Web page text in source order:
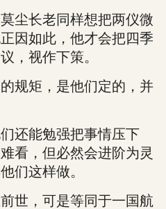
长老同样想把两仪微
因如此，他才会把四季
，视作下策。
矩，是他们定的，并
能勉强把事情压下
看，但必然会进阶为灵
们这样做。
，可是等同于一国航